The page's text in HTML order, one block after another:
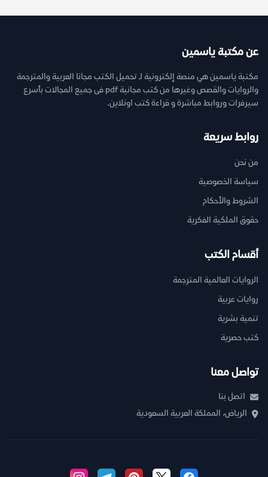
عن مكتبة ياسمين
مكتبة ياسمين هي منصة إلكترونية لـ تحميل الكتب مجانا العربية والمترجمة
والروايات والقصص وغيرها من كتب مجانية pdf فى جميع المجالات بأسرع
سيرفرات وروابط مباشرة و قراءة كتب اونلاين.
روابط سريعة
من نحن
سياسة الخصوصية
الشروط والأحكام
حقوق الملكية الفكرية
أقسام الكتب
الروايات العالمية المترجمة
روايات عربية
تنمية بشرية
كتب حصرية
تواصل معنا
اتصل بنا
الرياض، المملكة العربية السعودية